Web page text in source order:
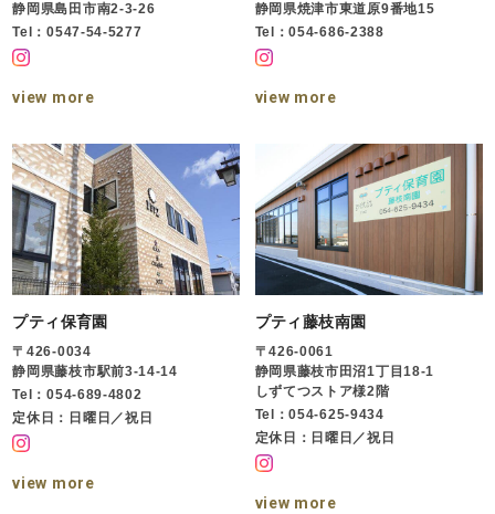
静岡県島田市南2-3-26
Tel：0547-54-5277
view more
静岡県焼津市東道原9番地15
Tel：054-686-2388
view more
プティ保育園
〒426-0034
静岡県藤枝市駅前3-14-14
Tel：054-689-4802
定休日：日曜日／祝日
view more
プティ藤枝南園
〒426-0061
静岡県藤枝市田沼1丁目18-1
しずてつストア様2階
Tel：054-625-9434
定休日：日曜日／祝日
view more